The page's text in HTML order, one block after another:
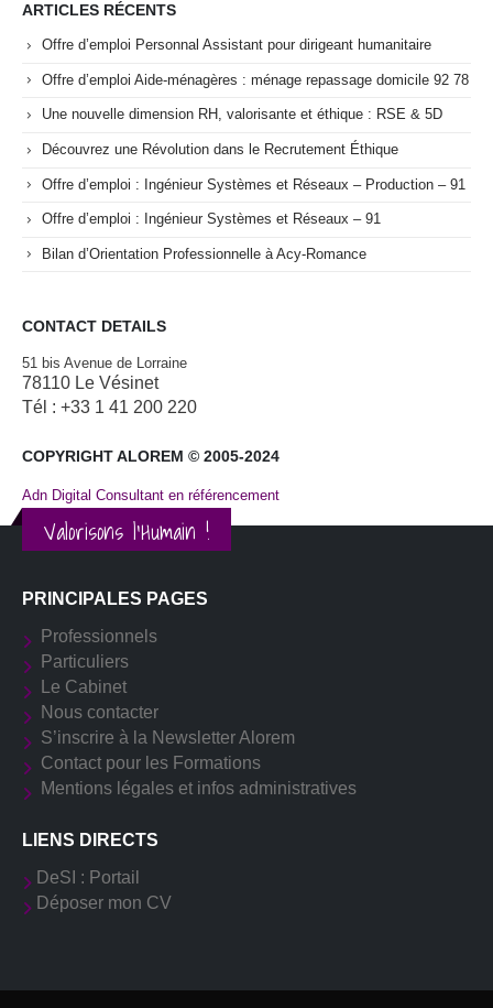
ARTICLES RÉCENTS
Offre d’emploi Personnal Assistant pour dirigeant humanitaire
Offre d’emploi Aide-ménagères : ménage repassage domicile 92 78
Une nouvelle dimension RH, valorisante et éthique : RSE & 5D
Découvrez une Révolution dans le Recrutement Éthique
Offre d’emploi : Ingénieur Systèmes et Réseaux – Production – 91
Offre d’emploi : Ingénieur Systèmes et Réseaux – 91
Bilan d’Orientation Professionnelle à Acy-Romance
CONTACT DETAILS
51 bis Avenue de Lorraine
78110 Le Vésinet
Tél : +33 1 41 200 220
COPYRIGHT ALOREM © 2005-2024
Adn Digital Consultant en référencement
Valorisons l'Humain !
PRINCIPALES PAGES
Professionnels
Particuliers
Le Cabinet
Nous contacter
S’inscrire à la Newsletter Alorem
Contact pour les Formations
Mentions légales et infos administratives
LIENS DIRECTS
DeSI : Portail
Déposer mon CV